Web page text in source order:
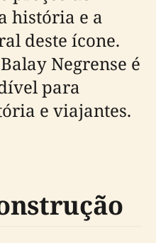
história e a
deste ícone.
Negrense é
para
e viajantes.